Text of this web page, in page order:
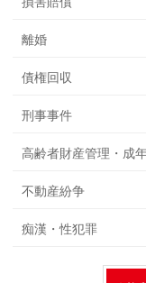
離婚
債権回収
刑事事件
高齢者財産管理・成
不動産紛争
痴漢・性犯罪